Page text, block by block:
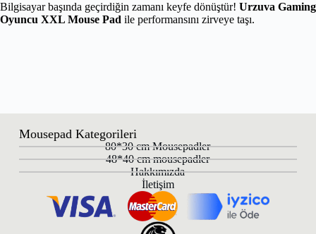
Bilgisayar başında geçirdiğin zamanı keyfe dönüştür! Urzuva Gaming
Oyuncu XXL Mouse Pad ile performansını zirveye taşı.
Mousepad Kategorileri
80*30 cm Mousepadler
48*40 cm mousepadler
Hakkımızda
İletişim